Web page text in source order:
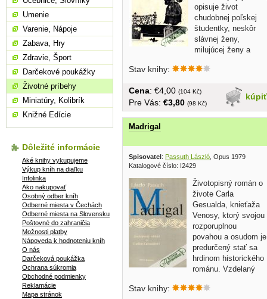
opisuje život
chudobnej poľskej
študentky, neskôr
slávnej ženy,
milujúcej ženy a
Stav knihy:
kúpiť
Cena: €4,00 (104 Kč)
Pre Vás: €3,80 (98 Kč)
Madrigal
Spisovatel : Passuth László, Opus 1979
Katalogové číslo: I2429
Životopisný román o
živote Carla
Gesualda, knieťaža
Venosy, ktorý svojou
rozporuplnou
povahou a osudom je
predurčený stať sa
hrdinom historického
románu. Vzdelaný
Stav knihy:
Umenie
Varenie, Nápoje
Zabava, Hry
Zdravie, Šport
Darčekové poukážky
Životné príbehy
Miniatúry, Kolibrík
Knižné Edície
Dôležité informácie
Aké knihy vykupujeme
Výkup kníh na diaľku
Infolinka
Ako nakupovať
Osobný odber kníh
Odberné miesta v Čechách
Odberné miesta na Slovensku
Poštovné do zahraničia
Možnosti platby
Nápoveda k hodnoteniu kníh
O nás
Darčeková poukážka
Ochrana súkromia
Obchodné podmienky
Reklamácie
Mapa stránok